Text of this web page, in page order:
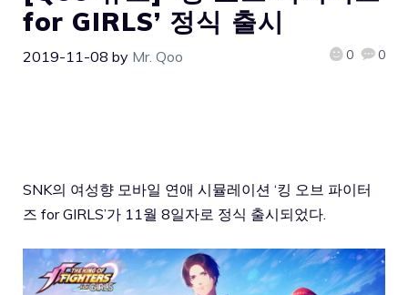
for GIRLS’ 정식 출시
2019-11-08 by Mr. Qoo 0 0
SNK의 여성향 모바일 연애 시뮬레이션 ‘킹 오브 파이터
즈 for GIRLS’가 11월 8일자로 정식 출시되었다.